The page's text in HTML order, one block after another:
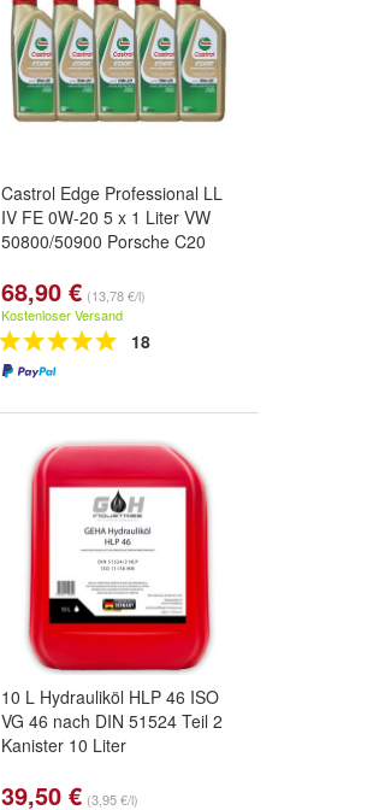
Castrol Edge Professional LL
IV FE 0W-20 5 x 1 Liter VW
50800/50900 Porsche C20
68,90 € (13,78 €/l)
Kostenloser Versand
18
10 L Hydrauliköl HLP 46 ISO
VG 46 nach DIN 51524 Teil 2
Kanister 10 Liter
39,50 € (3,95 €/l)